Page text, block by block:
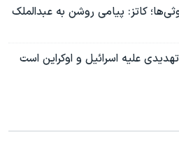
کاتز: پیامی روشن به عبدالملک
علیه اسرائیل و اوکراین است